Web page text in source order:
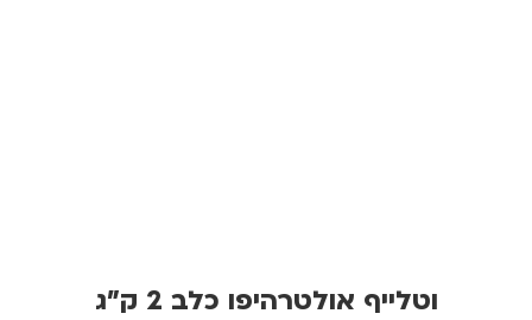
וטלייף אולטרהיפו כלב 2 ק”ג